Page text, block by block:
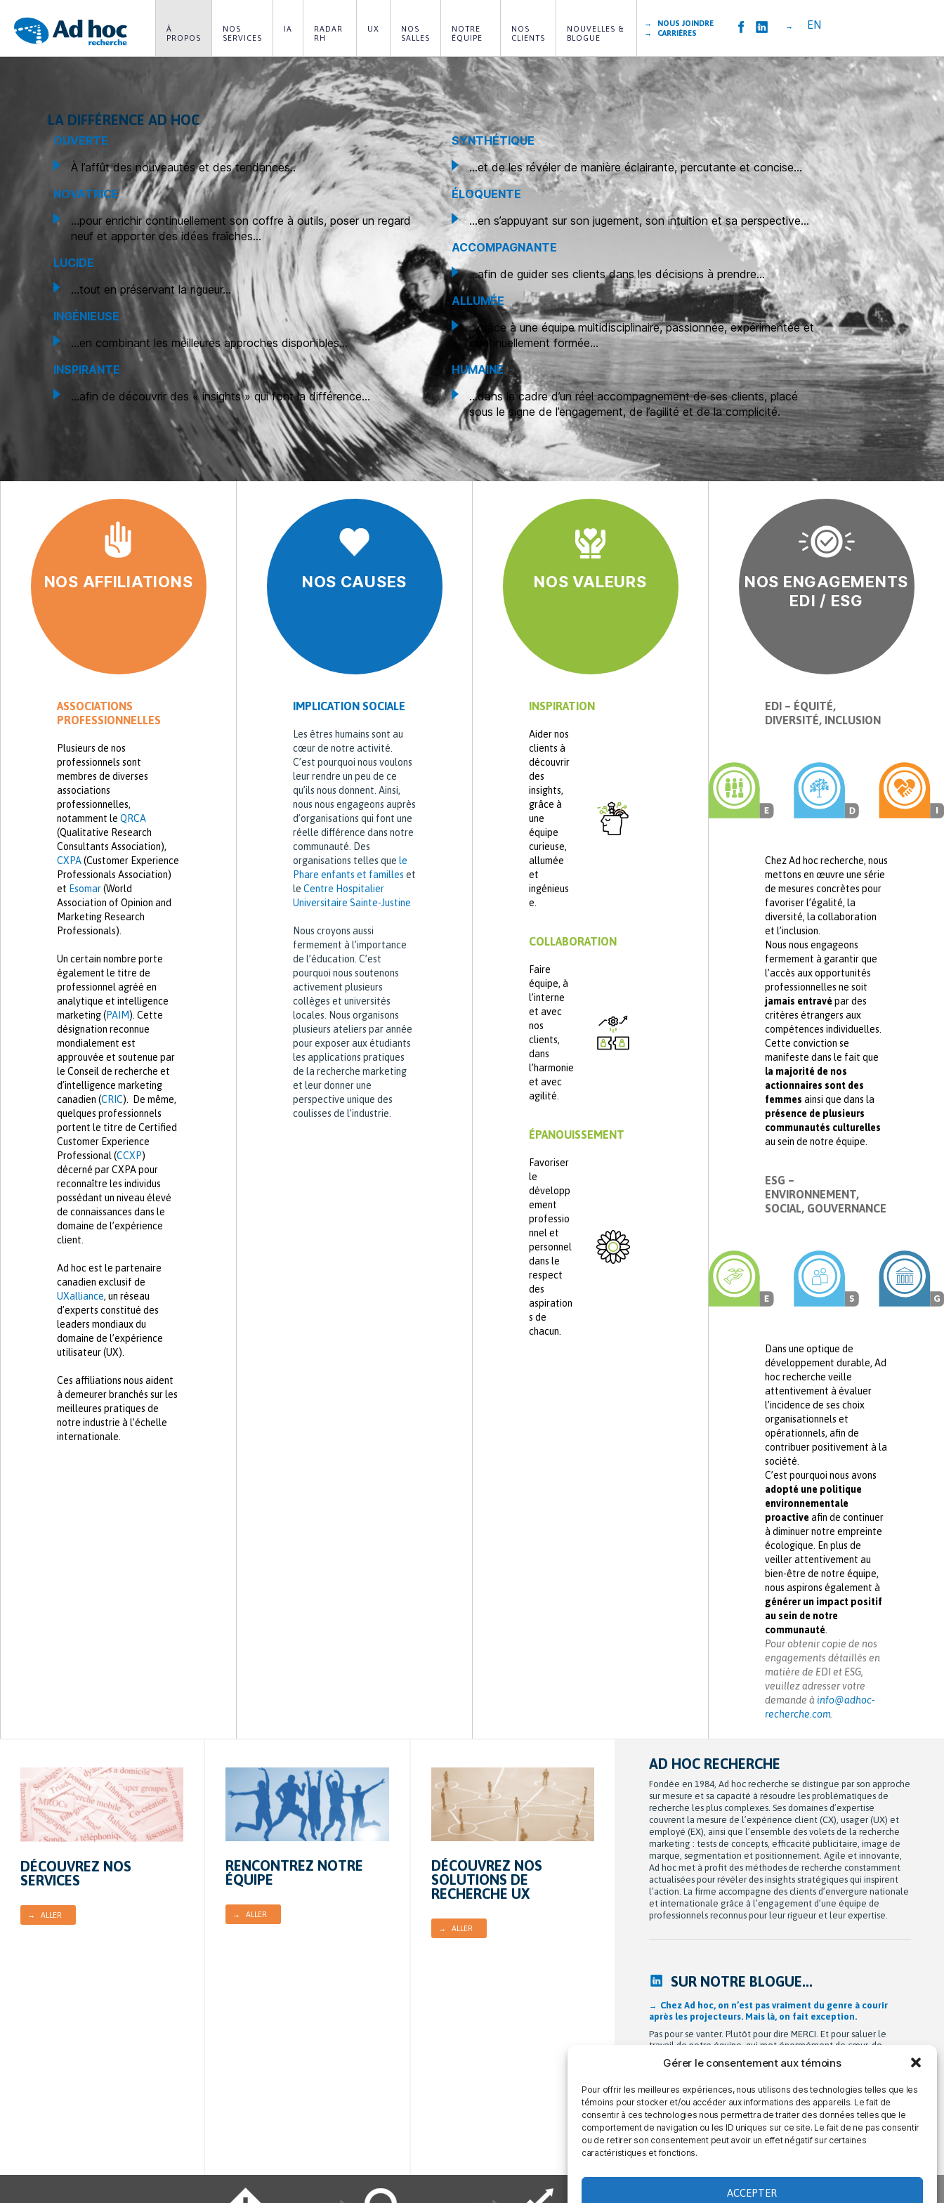
Gérer le consentement aux témoins
Pour offrir les meilleures expériences, nous utilisons des technologies telles que les
témoins pour stocker et/ou accéder aux informations des appareils. Le fait de
consentir à ces technologies nous permettra de traiter des données telles que le
comportement de navigation ou les ID uniques sur ce site. Le fait de ne pas consentir
ou de retirer son consentement peut avoir un effet négatif sur certaines
caractéristiques et fonctions.
ACCEPTER
À
PROPOS
NOS
SERVICES
IA
RADAR
RH
UX
NOS
SALLES
NOTRE
ÉQUIPE
NOS
CLIENTS
NOUVELLES &
BLOGUE
→ NOUS JOINDRE
→ CARRIÈRES
→ EN
LA DIFFÉRENCE AD HOC
OUVERTE
À l’affût des nouveautés et des tendances..
NOVATRICE
…pour enrichir continuellement son coffre à outils, poser un regard
neuf et apporter des idées fraîches…
LUCIDE
…tout en préservant la rigueur…
INGÉNIEUSE
…en combinant les meilleures approches disponibles…
INSPIRANTE
…afin de découvrir des « insights » qui font la différence…
SYNTHÉTIQUE
…et de les révéler de manière éclairante, percutante et concise…
ÉLOQUENTE
…en s’appuyant sur son jugement, son intuition et sa perspective…
ACCOMPAGNANTE
…afin de guider ses clients dans les décisions à prendre…
ALLUMÉE
…grâce à une équipe multidisciplinaire, passionnée, expérimentée et
continuellement formée…
HUMAINE
…dans le cadre d’un réel accompagnement de ses clients, placé
sous le signe de l’engagement, de l’agilité et de la complicité.
NOS AFFILIATIONS
ASSOCIATIONS
PROFESSIONNELLES
Plusieurs de nos
professionnels sont
membres de diverses
associations
professionnelles,
notamment le QRCA
(Qualitative Research
Consultants Association),
CXPA(Customer Experience
Professionals Association)
et Esomar(World
Association of Opinion and
Marketing Research
Professionals).
Un certain nombre porte
également le titre de
professionnel agréé en
analytique et intelligence
marketing (PAIM). Cette
désignation reconnue
mondialement est
approuvée et soutenue par
le Conseil de recherche et
d’intelligence marketing
canadien (CRIC). De même,
quelques professionnels
portent le titre de Certified
Customer Experience
Professional (CCXP)
décerné par CXPA pour
reconnaître les individus
possédant un niveau élevé
de connaissances dans le
domaine de l’expérience
client.
Ad hoc est le partenaire
canadien exclusif de
UXalliance, un réseau
d’experts constitué des
leaders mondiaux du
domaine de l’expérience
utilisateur (UX).
Ces affiliations nous aident
à demeurer branchés sur les
meilleures pratiques de
notre industrie à l’échelle
internationale.
NOS CAUSES
IMPLICATION SOCIALE
Les êtres humains sont au
cœur de notre activité.
C’est pourquoi nous voulons
leur rendre un peu de ce
qu’ils nous donnent. Ainsi,
nous nous engageons auprès
d’organisations qui font une
réelle différence dans notre
communauté. Des
organisations telles que le
Phare enfants et familles et
le Centre Hospitalier
Universitaire Sainte-Justine
Nous croyons aussi
fermement à l’importance
de l’éducation. C’est
pourquoi nous soutenons
activement plusieurs
collèges et universités
locales. Nous organisons
plusieurs ateliers par année
pour exposer aux étudiants
les applications pratiques
de la recherche marketing
et leur donner une
perspective unique des
coulisses de l’industrie.
NOS VALEURS
INSPIRATION
Aider nos
clients à
découvrir
des
insights,
grâce à
une
équipe
curieuse,
allumée
et
ingénieus
e.
COLLABORATION
Faire
équipe, à
l’interne
et avec
nos
clients,
dans
l’harmonie
et avec
agilité.
ÉPANOUISSEMENT
Favoriser
le
développ
ement
professio
nnel et
personnel
dans le
respect
des
aspiration
s de
chacun.
NOS ENGAGEMENTS
EDI / ESG
EDI – ÉQUITÉ,
DIVERSITÉ, INCLUSION
Chez Ad hoc recherche, nous
mettons en œuvre une série
de mesures concrètes pour
favoriser l’égalité, la
diversité, la collaboration
et l’inclusion.
Nous nous engageons
fermement à garantir que
l’accès aux opportunités
professionnelles ne soit
jamais entravépar des
critères étrangers aux
compétences individuelles.
Cette conviction se
manifeste dans le fait que
la majorité de nos
actionnaires sont des
femmes ainsi que dans la
présence de plusieurs
communautés culturelles
au sein de notre équipe.
ESG –
ENVIRONNEMENT,
SOCIAL, GOUVERNANCE
Dans une optique de
développement durable, Ad
hoc recherche veille
attentivement à évaluer
l’incidence de ses choix
organisationnels et
opérationnels, afin de
contribuer positivement à la
société.
C’est pourquoi nous avons
adopté une politique
environnementale
proactiveafin de continuer
à diminuer notre empreinte
écologique. En plus de
veiller attentivement au
bien-être de notre équipe,
nous aspirons également à
générer un impact positif
au sein de notre
communauté
Pour obtenir copie de nos
engagements détaillés en
matière de EDI et ESG,
veuillez adresser votre
demande à info@adhoc-
recherche.com
DÉCOUVREZ NOS
SERVICES
→ ALLER
RENCONTREZ NOTRE
ÉQUIPE
→ ALLER
DÉCOUVREZ NOS
SOLUTIONS DE
RECHERCHE UX
→ ALLER
AD HOC RECHERCHE
Fondée en 1984, Ad hoc recherche se distingue par son approche
sur mesure et sa capacité à résoudre les problématiques de
recherche les plus complexes. Ses domaines d’expertise
couvrent la mesure de l’expérience client (CX), usager (UX) et
employé (EX), ainsi que l’ensemble des volets de la recherche
marketing : tests de concepts, efficacité publicitaire, image de
marque, segmentation et positionnement. Agile et innovante,
Ad hoc met à profit des méthodes de recherche constamment
actualisées pour révéler des insights stratégiques qui inspirent
l’action. La firme accompagne des clients d’envergure nationale
et internationale grâce à l’engagement d’une équipe de
professionnels reconnus pour leur rigueur et leur expertise.
SUR NOTRE BLOGUE...
Après 42 ans à bâtir Ad hoc recherche avec passion,
Michel Berne et Stéphan Harris amorcent une nouvelle
étape bien méritée : la retraite.
De leurs modestes appartements d’étudiants à une entreprise
de près de 90 employés devenue une référence dans son
domaine au Québec, leur parcours est remarquable. Mais au-delà
profondément humaine fondée sur la collaboration, la
bienveillance et le plaisir de travailler ensemble. Cette
transition a été amorcée […]